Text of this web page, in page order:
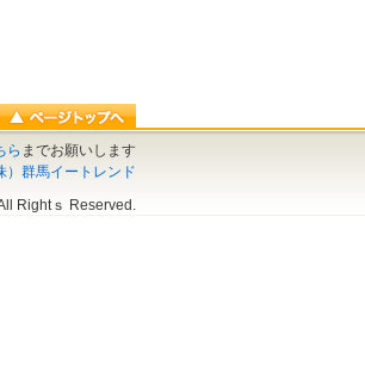
ら までお願いします
）群馬イートレンド
Rightｓ Reserved.